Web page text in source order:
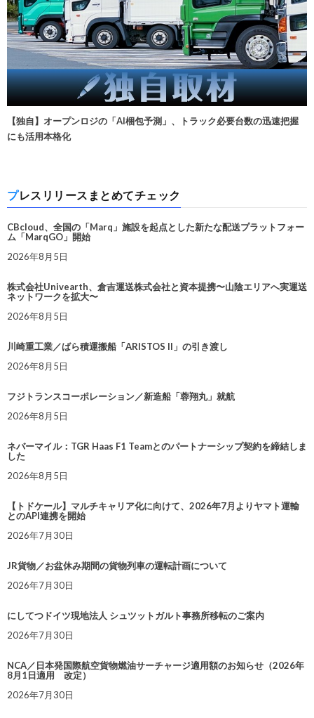
【独自】オープンロジの「AI梱包予測」、トラック必要台数の迅速把握
にも活用本格化
プレスリリースまとめてチェック
CBcloud、全国の「Marq」施設を起点とした新たな配送プラットフォー
ム「MarqGO」開始
2026年8月5日
株式会社Univearth、倉吉運送株式会社と資本提携〜山陰エリアへ実運送
ネットワークを拡大〜
2026年8月5日
川崎重工業／ばら積運搬船「ARISTOS II」の引き渡し
2026年8月5日
フジトランスコーポレーション／新造船「蓉翔丸」就航
2026年8月5日
ネバーマイル：TGR Haas F1 Teamとのパートナーシップ契約を締結しま
した
2026年8月5日
【トドケール】マルチキャリア化に向けて、2026年7月よりヤマト運輸
とのAPI連携を開始
2026年7月30日
JR貨物／お盆休み期間の貨物列車の運転計画について
2026年7月30日
にしてつドイツ現地法人 シュツットガルト事務所移転のご案内
2026年7月30日
NCA／日本発国際航空貨物燃油サーチャージ適用額のお知らせ（2026年
8月1日適用 改定）
2026年7月30日